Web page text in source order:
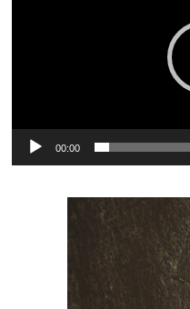
00:00